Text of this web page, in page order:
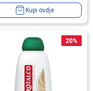
Kupi ovdje
20%